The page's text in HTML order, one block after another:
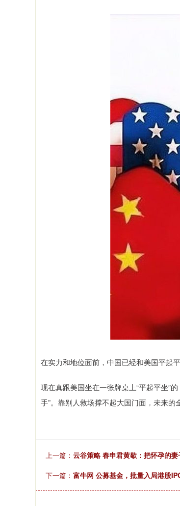
在实力和地位面前，中国已经和美国平起
现在真跟美国坐在一张牌桌上“平起平坐”
手”。靠别人救场撑不起大国门面，未来的
上一篇： 云谷策略 春申君黄歇：把怀孕的
下一篇： 富牛网 公募基金，批量入局港股